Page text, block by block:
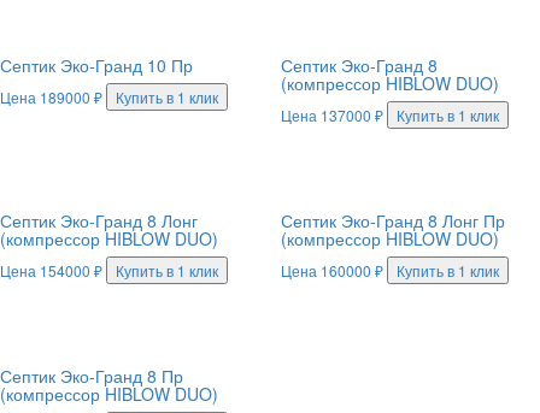
Септик Эко-Гранд 10 Пр
Цена 189000 ₽ Купить в 1 клик
Септик Эко-Гранд 8
(компрессор HIBLOW DUO)
Цена 137000 ₽ Купить в 1 клик
Септик Эко-Гранд 8 Лонг
(компрессор HIBLOW DUO)
Цена 154000 ₽ Купить в 1 клик
Септик Эко-Гранд 8 Лонг Пр
(компрессор HIBLOW DUO)
Цена 160000 ₽ Купить в 1 клик
Септик Эко-Гранд 8 Пр
(компрессор HIBLOW DUO)